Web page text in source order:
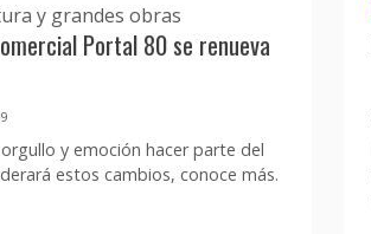
y grandes obras
Portal 80 se renueva
y emoción hacer parte del
estos cambios, conoce más.